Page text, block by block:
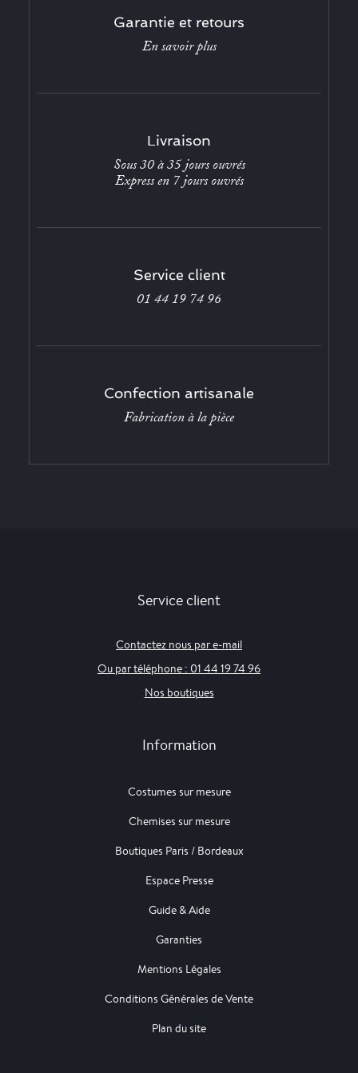
Garantie et retours
En savoir plus
Livraison
Sous 30 à 35 jours ouvrés
Express en 7 jours ouvrés
Service client
01 44 19 74 96
Confection artisanale
Fabrication à la pièce
Service client
Contactez nous par e-mail
Ou par téléphone : 01 44 19 74 96
Nos boutiques
Information
Costumes sur mesure
Chemises sur mesure
Boutiques Paris / Bordeaux
Espace Presse
Guide & Aide
Garanties
Mentions Légales
Conditions Générales de Vente
Plan du site